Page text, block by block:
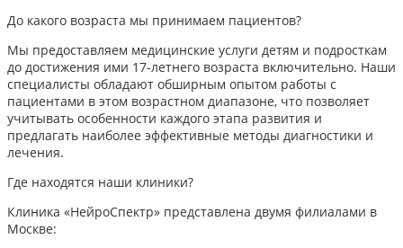
До какого возраста мы принимаем пациентов?
Мы предоставляем медицинские услуги детям и подросткам
до достижения ими 17-летнего возраста включительно. Наши
специалисты обладают обширным опытом работы с
пациентами в этом возрастном диапазоне, что позволяет
учитывать особенности каждого этапа развития и
предлагать наиболее эффективные методы диагностики и
лечения.​
Где находятся наши клиники?
Клиника «НейроСпектр» представлена двумя филиалами в
Москве:​